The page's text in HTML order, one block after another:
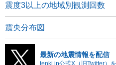
震度3以上の地域別観測回数
震央分布図
最新の地震情報を配信
tenki.jp公式X（旧Twitter）